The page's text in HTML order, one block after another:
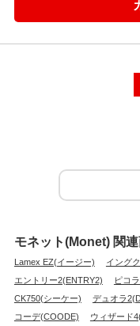
モネット(Monet) 関
Lamex EZ(イージー) イング
エントリー2(ENTRY2)
ピコ
CK750(シーケー)
デュオラ
コーデ(COODE)
ウィザード